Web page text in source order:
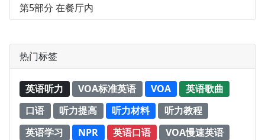
第5部分 在餐厅内
热门标签
英语听力 VOA标准英语 VOA
英语歌曲
口语
听力提高 听力材料
听力教程
英语学习
NPR 英语口语
VOA慢速英语